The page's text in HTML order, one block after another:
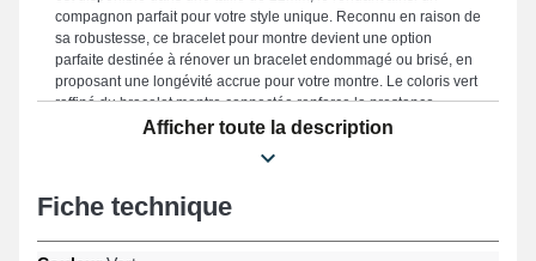
compagnon parfait pour votre style unique. Reconnu en raison de
sa robustesse, ce bracelet pour montre devient une option
parfaite destinée à rénover un bracelet endommagé ou brisé, en
proposant une longévité accrue pour votre montre. Le coloris vert
raffiné du bracelet montre connectée renforce la prestance
sophistiqué de votre garde-temps connecté. Une attache
interchangeable sur le design SE 2e génération (40 mm), SE 1re
(40 mm), Series 4 (40 mm) et beaucoup davantage de la marque
raffiné Apple Watch se raccorde idéalement à de nombreuses
Afficher toute la description
Fiche technique